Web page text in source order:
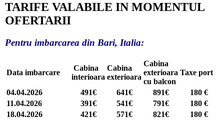
TARIFE VALABILE IN MOMENTUL
OFERTARII
Pentru imbarcarea din Bari, Italia:
Data imbarcare
Cabina
interioara
Cabina
exterioara
Cabina
exterioara
cu balcon
Taxe port
04.04.2026 491€ 641€ 891€
180 €
11.04.2026
391€ 541€ 791€
180 €
18.04.2026
421€ 571€ 821€
180 €